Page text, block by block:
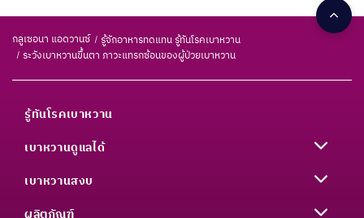
กลูเซอนา แอดวานซ์
รู้จักอาหารทดแทน รู้ทันโรคเบาหวาน
ระวังเบาหวานขึ้นตา ภาวะแทรกซ้อนของผู้ป่วยเบาหวาน
รู้ทันโรคเบาหวาน
เบาหวานดูแลได้
เบาหวานสงบ
ผลิตภัณฑ์